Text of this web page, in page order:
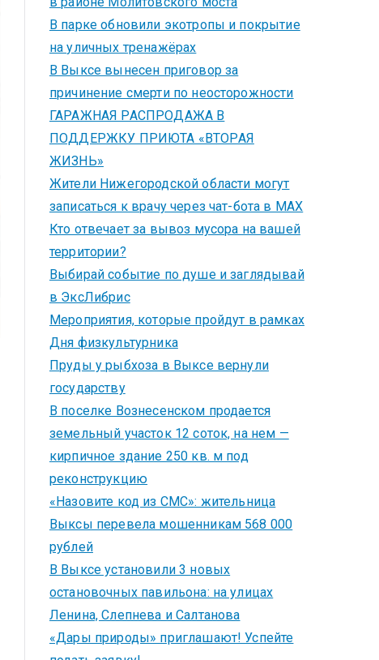
В парке обновили экотропы и покрытие
на уличных тренажёрах
В Выксе вынесен приговор за
причинение смерти по неосторожности
ГАРАЖНАЯ РАСПРОДАЖА В
ПОДДЕРЖКУ ПРИЮТА «ВТОРАЯ
ЖИЗНЬ»
Жители Нижегородской области могут
записаться к врачу через чат-бота в MAX
Кто отвечает за вывоз мусора на вашей
территории?
Выбирай событие по душе и заглядывай
в ЭксЛибрис
Мероприятия, которые пройдут в рамках
Дня физкультурника
Пруды у рыбхоза в Выксе вернули
государству
В поселке Вознесенском продается
земельный участок 12 соток, на нем —
кирпичное здание 250 кв. м под
реконструкцию
«Назовите код из СМС»: жительница
Выксы перевела мошенникам 568 000
рублей
В Выксе установили 3 новых
остановочных павильона: на улицах
Ленина, Слепнева и Салтанова
«Дары природы» приглашают! Успейте